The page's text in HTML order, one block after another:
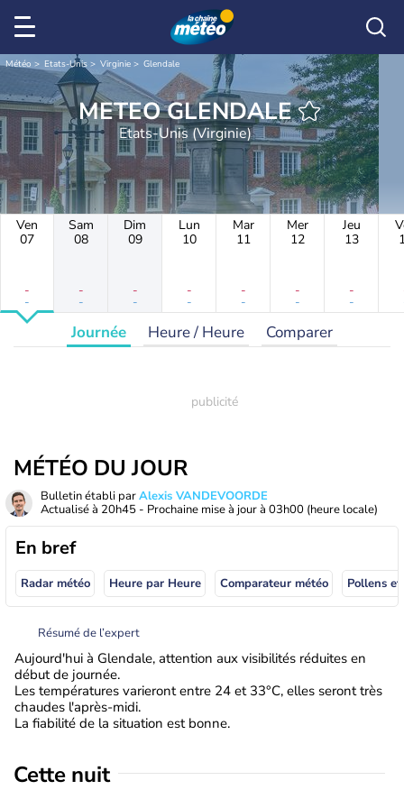
Météo Etats-Unis Virginie Glendale
METEO GLENDALE
Etats-Unis (Virginie)
Ven
07
-
-
Sam
08
-
-
Dim
09
-
-
Lun
10
-
-
Mar
11
-
-
Mer
12
-
-
Jeu
13
-
-
Journée Heure / Heure Comparer
MÉTÉO DU JOUR
Bulletin établi parAlexis VANDEVOORDE
Actualisé à 20h45 - Prochaine mise à jour à 03h00 (heure locale)
En bref
Radar météo Heure par Heure Comparateur météo Pollens
Résumé de l’expert
Aujourd'hui à Glendale, attention aux visibilités réduites en
début de journée.
Les températures varieront entre 24 et 33°C, elles seront très
chaudes l'après-midi.
La fiabilité de la situation est bonne.
Cette nuit